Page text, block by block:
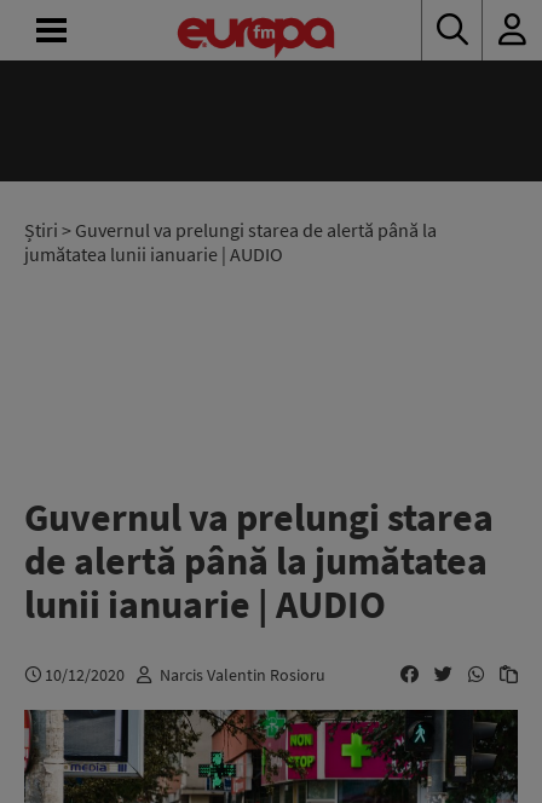
Știri > Guvernul va prelungi starea de alertă până la
jumătatea lunii ianuarie | AUDIO
Guvernul va prelungi starea
de alertă până la jumătatea
lunii ianuarie | AUDIO
10/12/2020 Narcis Valentin Rosioru
RADIO